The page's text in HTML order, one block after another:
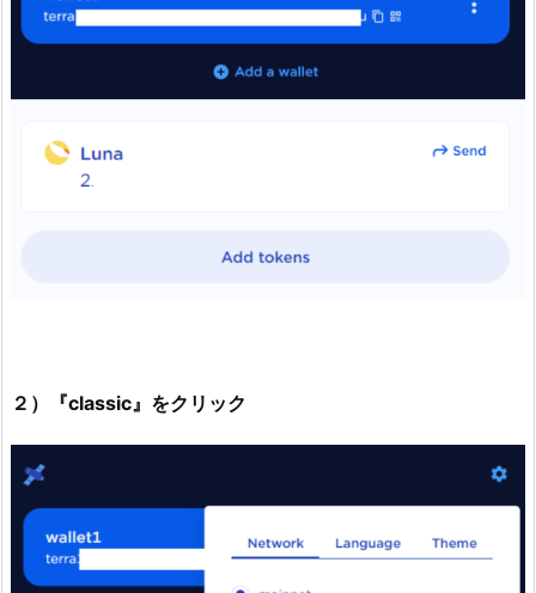
２）『classic』をクリック